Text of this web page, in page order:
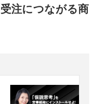
注につながる商